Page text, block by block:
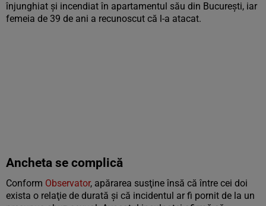
înjunghiat şi incendiat în apartamentul său din Bucureşti, iar
femeia de 39 de ani a recunoscut că l-a atacat.
Ancheta se complică
Conform Observator, apărarea susţine însă că între cei doi
exista o relaţie de durată şi că incidentul ar fi pornit de la un